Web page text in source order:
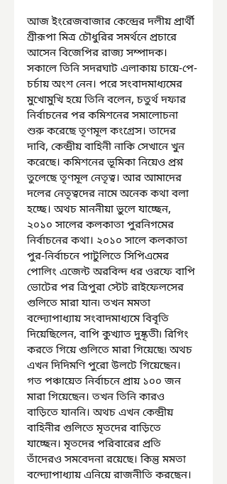
আজ ইংরেজবাজার কেন্দ্রের দলীয় প্রার্থী
শ্রীরূপা মিত্র চৌধুরির সমর্থনে প্রচারে
আসেন বিজেপির রাজ্য সম্পাদক।
সকালে তিনি সদরঘাট এলাকায় চায়ে-পে-
চর্চায় অংশ নেন। পরে সংবাদমাধ্যমের
মুখোমুখি হয়ে তিনি বলেন, চতুর্থ দফার
নির্বাচনের পর কমিশনের সমালোচনা
শুরু করেছে তৃণমূল কংগ্রেস। তাদের
দাবি, কেন্দ্রীয় বাহিনী নাকি সেখানে খুন
করেছে। কমিশনের ভূমিকা নিয়েও প্রশ্ন
তুলেছে তৃণমূল নেতৃত্ব। আর আমাদের
দলের নেতৃত্বদের নামে অনেক কথা বলা
হচ্ছে। অথচ মাননীয়া ভুলে যাচ্ছেন,
২০১০ সালের কলকাতা পুরনিগমের
নির্বাচনের কথা। ২০১০ সালে কলকাতা
পুর-নির্বাচনে পাটুলিতে সিপিএমের
পোলিং এজেন্ট অরবিন্দ ধর ওরফে বাপি
ভোটের পর ত্রিপুরা স্টেট রাইফেলসের
গুলিতে মারা যান৷ তখন মমতা
বন্দ্যোপাধ্যায় সংবাদমাধ্যমে বিবৃতি
দিয়েছিলেন, বাপি কুখ্যাত দুষ্কৃতী৷ রিগিং
করতে গিয়ে গুলিতে মারা গিয়েছে৷ অথচ
এখন দিদিমণি পুরো উলটে গিয়েছেন।
গত পঞ্চায়েত নির্বাচনে প্রায় ১০০ জন
মারা গিয়েছেন। তখন তিনি কারও
বাড়িতে যাননি। অথচ এখন কেন্দ্রীয়
বাহিনীর গুলিতে মৃতদের বাড়িতে
যাচ্ছেন। মৃতদের পরিবারের প্রতি
তাঁদেরও সমবেদনা রয়েছে। কিন্তু মমতা
বন্দ্যোপাধ্যায় এনিয়ে রাজনীতি করছেন।